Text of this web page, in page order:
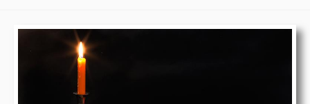
publication :